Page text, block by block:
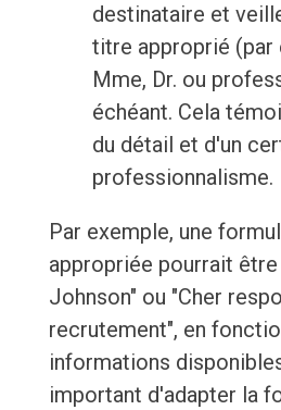
destinataire et
titre approprié (par
Mme, Dr. ou
échéant. Cela
du détail et d'un
professionnalisme.
Par exemple, une
appropriée pourrait
Johnson" ou "Cher
recrutement", en
informations
important d'adapter la